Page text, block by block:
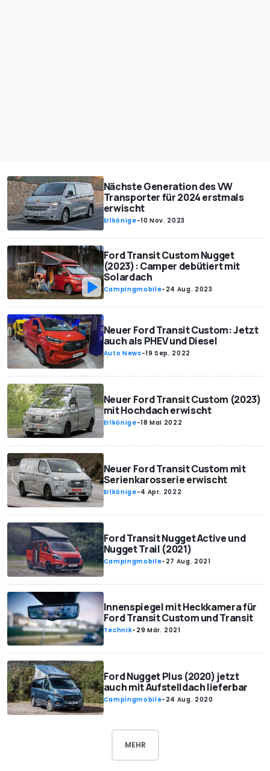
Nächste Generation des VW
Transporter für 2024 erstmals
erwischt
Erlkönige-10 Nov. 2023
Ford Transit Custom Nugget
(2023): Camper debütiert mit
Solardach
Campingmobile- 24 Aug. 2023
Neuer Ford Transit Custom: Jetzt
auch als PHEV und Diesel
Auto News-19 Sep. 2022
Neuer Ford Transit Custom (2023)
mit Hochdach erwischt
Erlkönige-18 Mai 2022
Neuer Ford Transit Custom mit
Serienkarosserie erwischt
Erlkönige-4 Apr. 2022
Ford Transit Nugget Active und
Nugget Trail (2021)
Campingmobile- 27 Aug. 2021
Innenspiegel mit Heckkamera für
Ford Transit Custom und Transit
Technik- 29 Mär. 2021
Ford Nugget Plus (2020) jetzt
auch mit Aufstelldach lieferbar
Campingmobile- 24 Aug. 2020
MEHR